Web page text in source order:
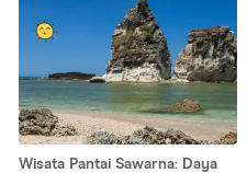
Wisata Pantai Sawarna: Daya